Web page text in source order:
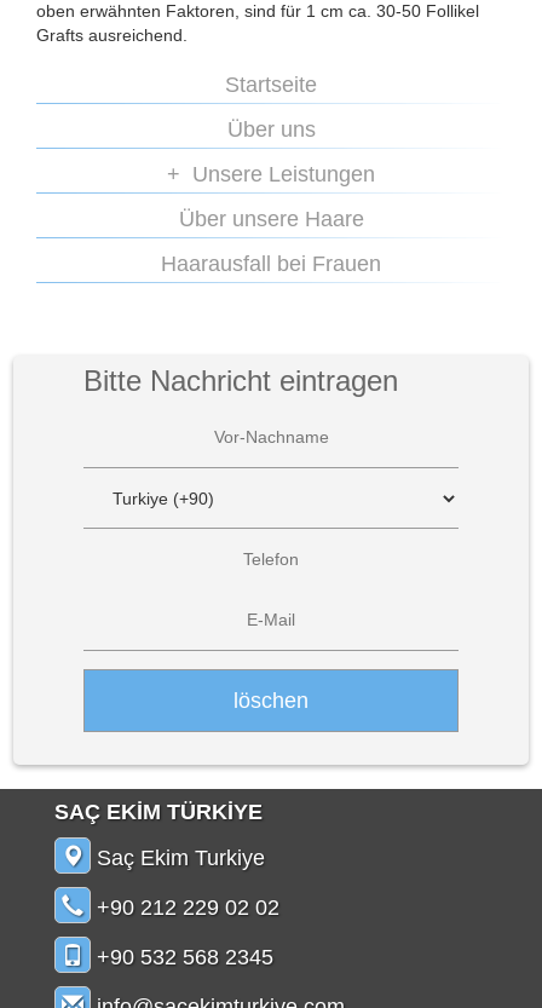
oben erwähnten Faktoren, sind für 1 cm ca. 30-50 Follikel
Grafts ausreichend.
Startseite
Über uns
Unsere Leistungen
Über unsere Haare
Haarausfall bei Frauen
Bitte Nachricht eintragen
SAÇ EKİM TÜRKİYE
Saç Ekim Turkiye
+90 212 229 02 02
+90 532 568 2345